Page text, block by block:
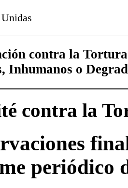
contra la
Inhumanos o
contra la
periódico